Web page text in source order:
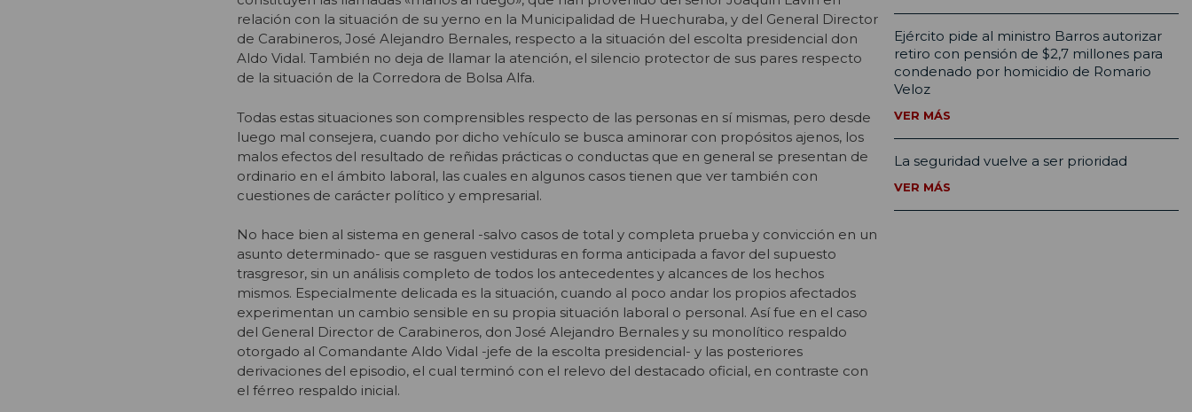
relación con la situación de su yerno en la Municipalidad de Huechuraba, y del General Director
de Carabineros, José Alejandro Bernales, respecto a la situación del escolta presidencial don
Aldo Vidal. También no deja de llamar la atención, el silencio protector de sus pares respecto
de la situación de la Corredora de Bolsa Alfa.
Todas estas situaciones son comprensibles respecto de las personas en sí mismas, pero desde
luego mal consejera, cuando por dicho vehículo se busca aminorar con propósitos ajenos, los
malos efectos del resultado de reñidas prácticas o conductas que en general se presentan de
ordinario en el ámbito laboral, las cuales en algunos casos tienen que ver también con
cuestiones de carácter político y empresarial.
No hace bien al sistema en general -salvo casos de total y completa prueba y convicción en un
asunto determinado- que se rasguen vestiduras en forma anticipada a favor del supuesto
trasgresor, sin un análisis completo de todos los antecedentes y alcances de los hechos
mismos. Especialmente delicada es la situación, cuando al poco andar los propios afectados
experimentan un cambio sensible en su propia situación laboral o personal. Así fue en el caso
del General Director de Carabineros, don José Alejandro Bernales y su monolítico respaldo
otorgado al Comandante Aldo Vidal -jefe de la escolta presidencial- y las posteriores
derivaciones del episodio, el cual terminó con el relevo del destacado oficial, en contraste con
el férreo respaldo inicial.
Ejército pide al ministro Barros autorizar
retiro con pensión de $2,7 millones para
condenado por homicidio de Romario
Veloz
VER MÁS
La seguridad vuelve a ser prioridad
VER MÁS